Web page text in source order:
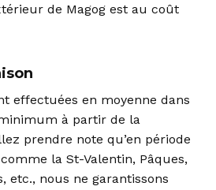
de Magog est au coût
effectuées en moyenne dans
à partir de la
prendre note qu’en période
la St-Valentin, Pâques,
etc., nous ne garantissons